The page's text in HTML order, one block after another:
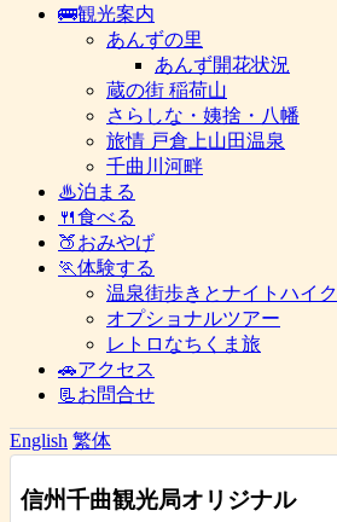
🚌観光案内
あんずの里
あんず開花状況
蔵の街 稲荷山
さらしな・姨捨・八幡
旅情 戸倉上山田温泉
千曲川河畔
♨泊まる
🍴食べる
🍑おみやげ
🏃体験する
温泉街歩きとナイトハイク
オプショナルツアー
レトロなちくま旅
🚗アクセス
📃お問合せ
English 繁体
信州千曲観光局オリジナル